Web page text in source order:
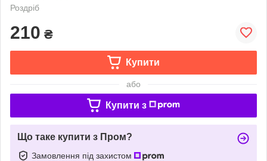
Роздріб
210 ₴
Купити
або
Купити з
Що таке купити з Пром?
Замовлення під захистом